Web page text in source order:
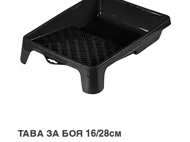
ТАВА ЗА БОЯ 16/28см